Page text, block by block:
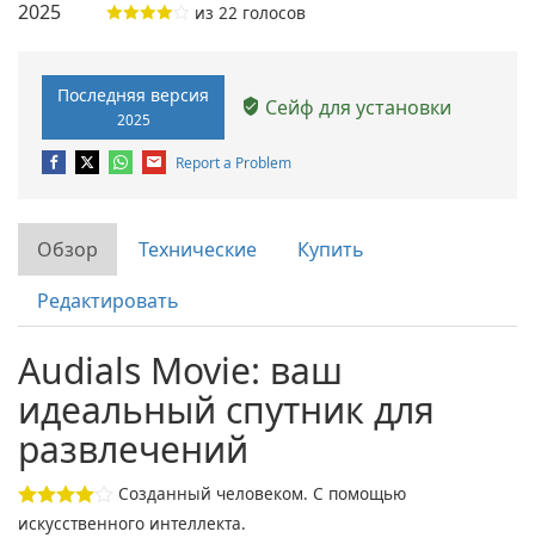
из 22 голосов
Последняя версия
2025 Сейф для установки
Report a Problem
Обзор Технические
Купить
Редактировать
Audials Movie: ваш
идеальный спутник для
развлечений
Созданный человеком. С помощью
искусственного интеллекта.